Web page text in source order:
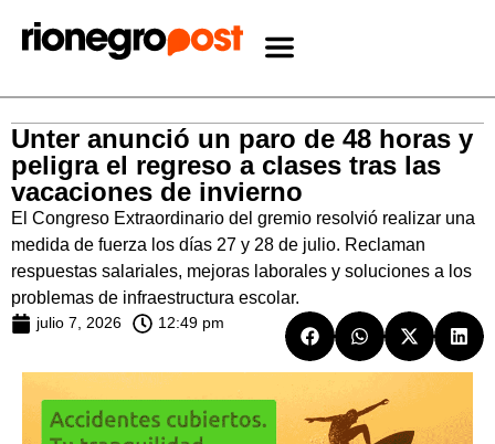
Unter anunció un paro de 48 horas y
peligra el regreso a clases tras las
vacaciones de invierno
El Congreso Extraordinario del gremio resolvió realizar una
medida de fuerza los días 27 y 28 de julio. Reclaman
respuestas salariales, mejoras laborales y soluciones a los
problemas de infraestructura escolar.
julio 7, 2026 12:49 pm